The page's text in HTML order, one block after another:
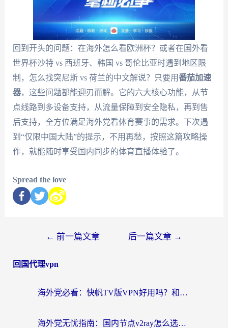
回到开头的问题：在海外怎么看欧洲杯？或者在国外看
世界杯沙特 vs 西班牙、韩国 vs 哥伦比亚时遇到地区限
制，怎么找突尼斯 vs 荷兰的中文解说？只要用番茄加速
器，这些问题都能迎刃而解。它的六大核心功能，从节
点线路到多设备支持，从流量保障到安全隐私，再到售
后支持，全方位满足海外党看体育赛事的需求。下次遇
到“仅限中国大陆”的提示，不用再愁，按照这篇攻略操
作，就能随时享受国内同步的体育直播体验了。
Spread the love
← 前一篇文章 后一篇文章 →
回国代理vpn
海外党必看：快帆TV版VPN好用吗？和快游VPN对比哪个回国效果更好？附实用避坑指南
海外党无忧指南：国内节点v2ray怎么选？一键回国VPN+多场景实测帮你避坑